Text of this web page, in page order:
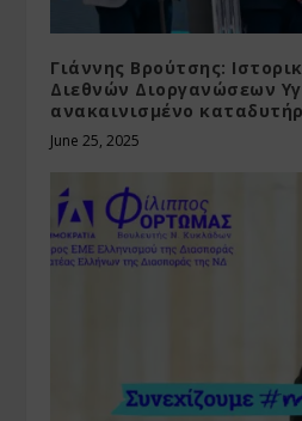
Γιάννης Βρούτσης:
Διεθνών Διοργανώσεων
ανακαινισμένο
June 25, 2025